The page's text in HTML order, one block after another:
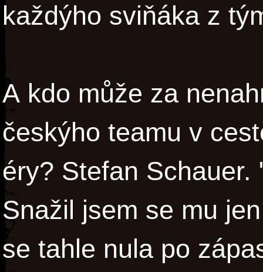
každýho sviňáka z
A kdo může za
českýho teamu v
éry? Stefan
Snažil jsem se mu
se tahle nula po